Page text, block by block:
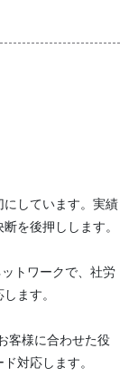
しています。実績
を後押しします。
トワークで、社労
ます。
客様に合わせた役
対応します。